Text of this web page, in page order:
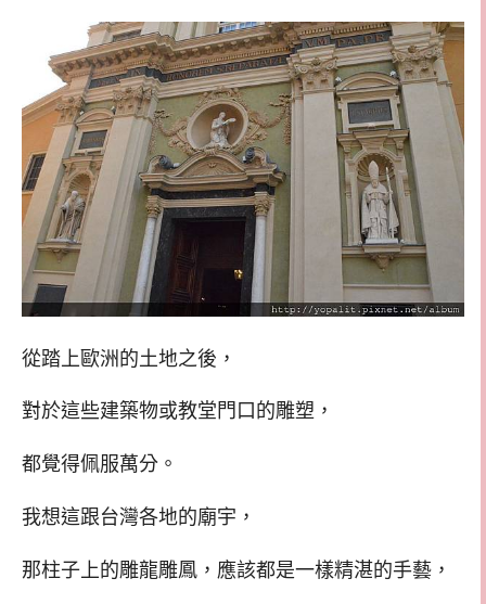
從踏上歐洲的土地之後，
對於這些建築物或教堂門口的雕塑，
都覺得佩服萬分。
我想這跟台灣各地的廟宇，
那柱子上的雕龍雕鳳，應該都是一樣精湛的手藝，